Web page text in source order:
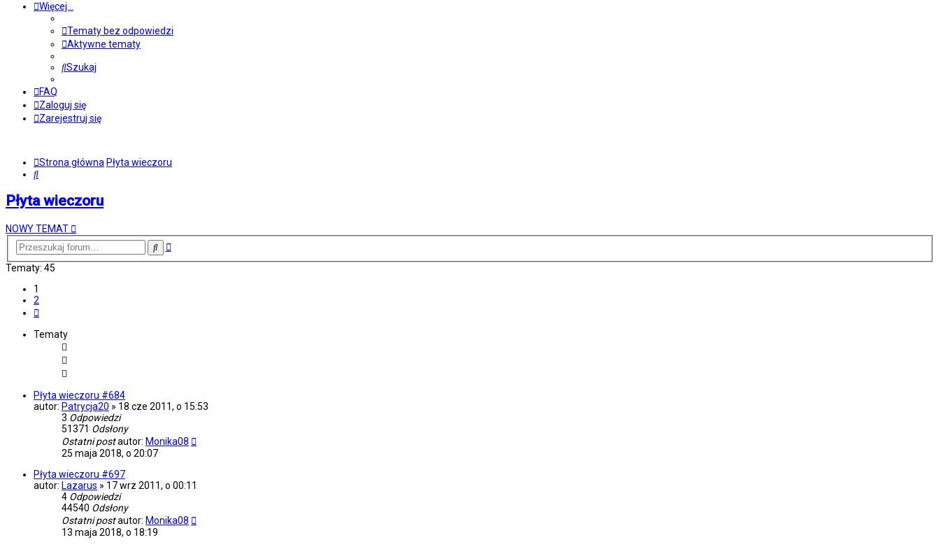
Więcej…
Tematy bez odpowiedzi
Aktywne tematy
Szukaj
FAQ
Zaloguj się
Zarejestruj się
Strona główna Płyta wieczoru
Szukaj
Płyta wieczoru
NOWY TEMAT
SzukajWyszukiwanie
Tematy: 45
1
2
Tematy
Płyta wieczoru #684
autor: Patrycja20 » 18 cze 2011, o 15:53
3 Odpowiedzi
51371 Odsłony
Ostatni postautor: Monika08
25 maja 2018, o 20:07
Płyta wieczoru #697
autor: Lazarus » 17 wrz 2011, o 00:11
4 Odpowiedzi
44540 Odsłony
Ostatni postautor: Monika08
13 maja 2018, o 18:19